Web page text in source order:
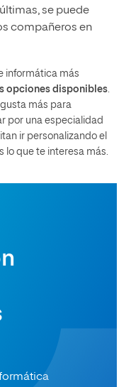
se puede
compañeros en
informática más
opciones disponibles
más para
por una especialidad
ir personalizando el
lo que te interesa más.